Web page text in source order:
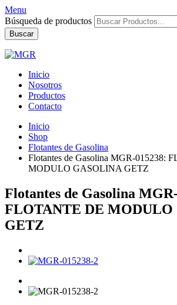
Menu
Búsqueda de productos
Buscar
Inicio
Nosotros
Productos
Contacto
Inicio
Shop
Flotantes de Gasolina
Flotantes de Gasolina MGR-015238:
MODULO GASOLINA GETZ
Flotantes de Gasolina
FLOTANTE DE MODULO
GETZ